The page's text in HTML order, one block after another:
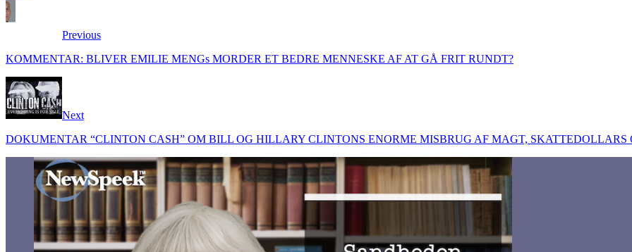
LinkedIn
Previous
KOMMENTAR: BLIVER EMILIE MENGs MORDER ET BEDRE MENNESKE AF AT GÅ FRIT RUNDT?
Next
DOKUMENTAR “CLINTON CASH” OM BILL OG HILLARY CLINTONS ENORME MISBRUG AF MAGT, SKATTEDOLLARS